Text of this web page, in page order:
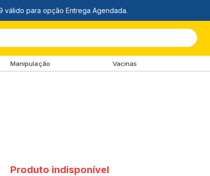
Manipulação Vacinas
Produto indisponível